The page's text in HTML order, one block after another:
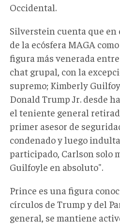
Occidental.
Silverstein cuenta que en
de la ecósfera MAGA
figura más venerada
chat grupal, con la
supremo; Kimberly
Donald Trump Jr. desde
el teniente general
primer asesor de
condenado y luego
participado, Carlson solo
Guilfoyle en absoluto".
Prince es una figura
círculos de Trump y del
general, se mantiene